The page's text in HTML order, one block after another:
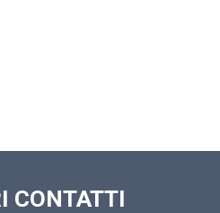
CONTATTI